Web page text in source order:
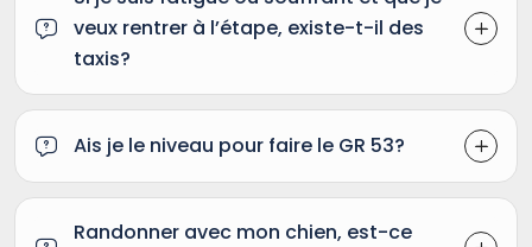
veux rentrer à l’étape, existe-t-il des
taxis?
Ais je le niveau pour faire le GR 53?
Randonner avec mon chien, est-ce